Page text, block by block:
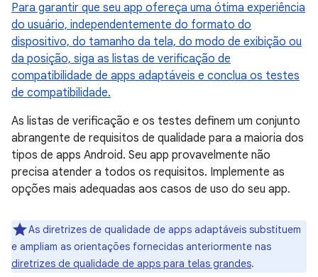
Para garantir que seu app ofereça uma ótima experiência
do usuário, independentemente do formato do
dispositivo, do tamanho da tela, do modo de exibição ou
da posição, siga as listas de verificação de
compatibilidade de apps adaptáveis e conclua os testes
de compatibilidade.
As listas de verificação e os testes definem um conjunto
abrangente de requisitos de qualidade para a maioria dos
tipos de apps Android. Seu app provavelmente não
precisa atender a todos os requisitos. Implemente as
opções mais adequadas aos casos de uso do seu app.
As diretrizes de qualidade de apps adaptáveis substituem
e ampliam as orientações fornecidas anteriormente nas
diretrizes de qualidade de apps para telas grandes.